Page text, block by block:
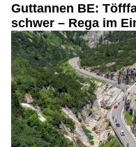
Guttannen BE:
schwer – Rega im